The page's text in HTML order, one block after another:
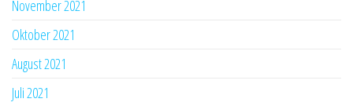
November 2021
Oktober 2021
August 2021
Juli 2021